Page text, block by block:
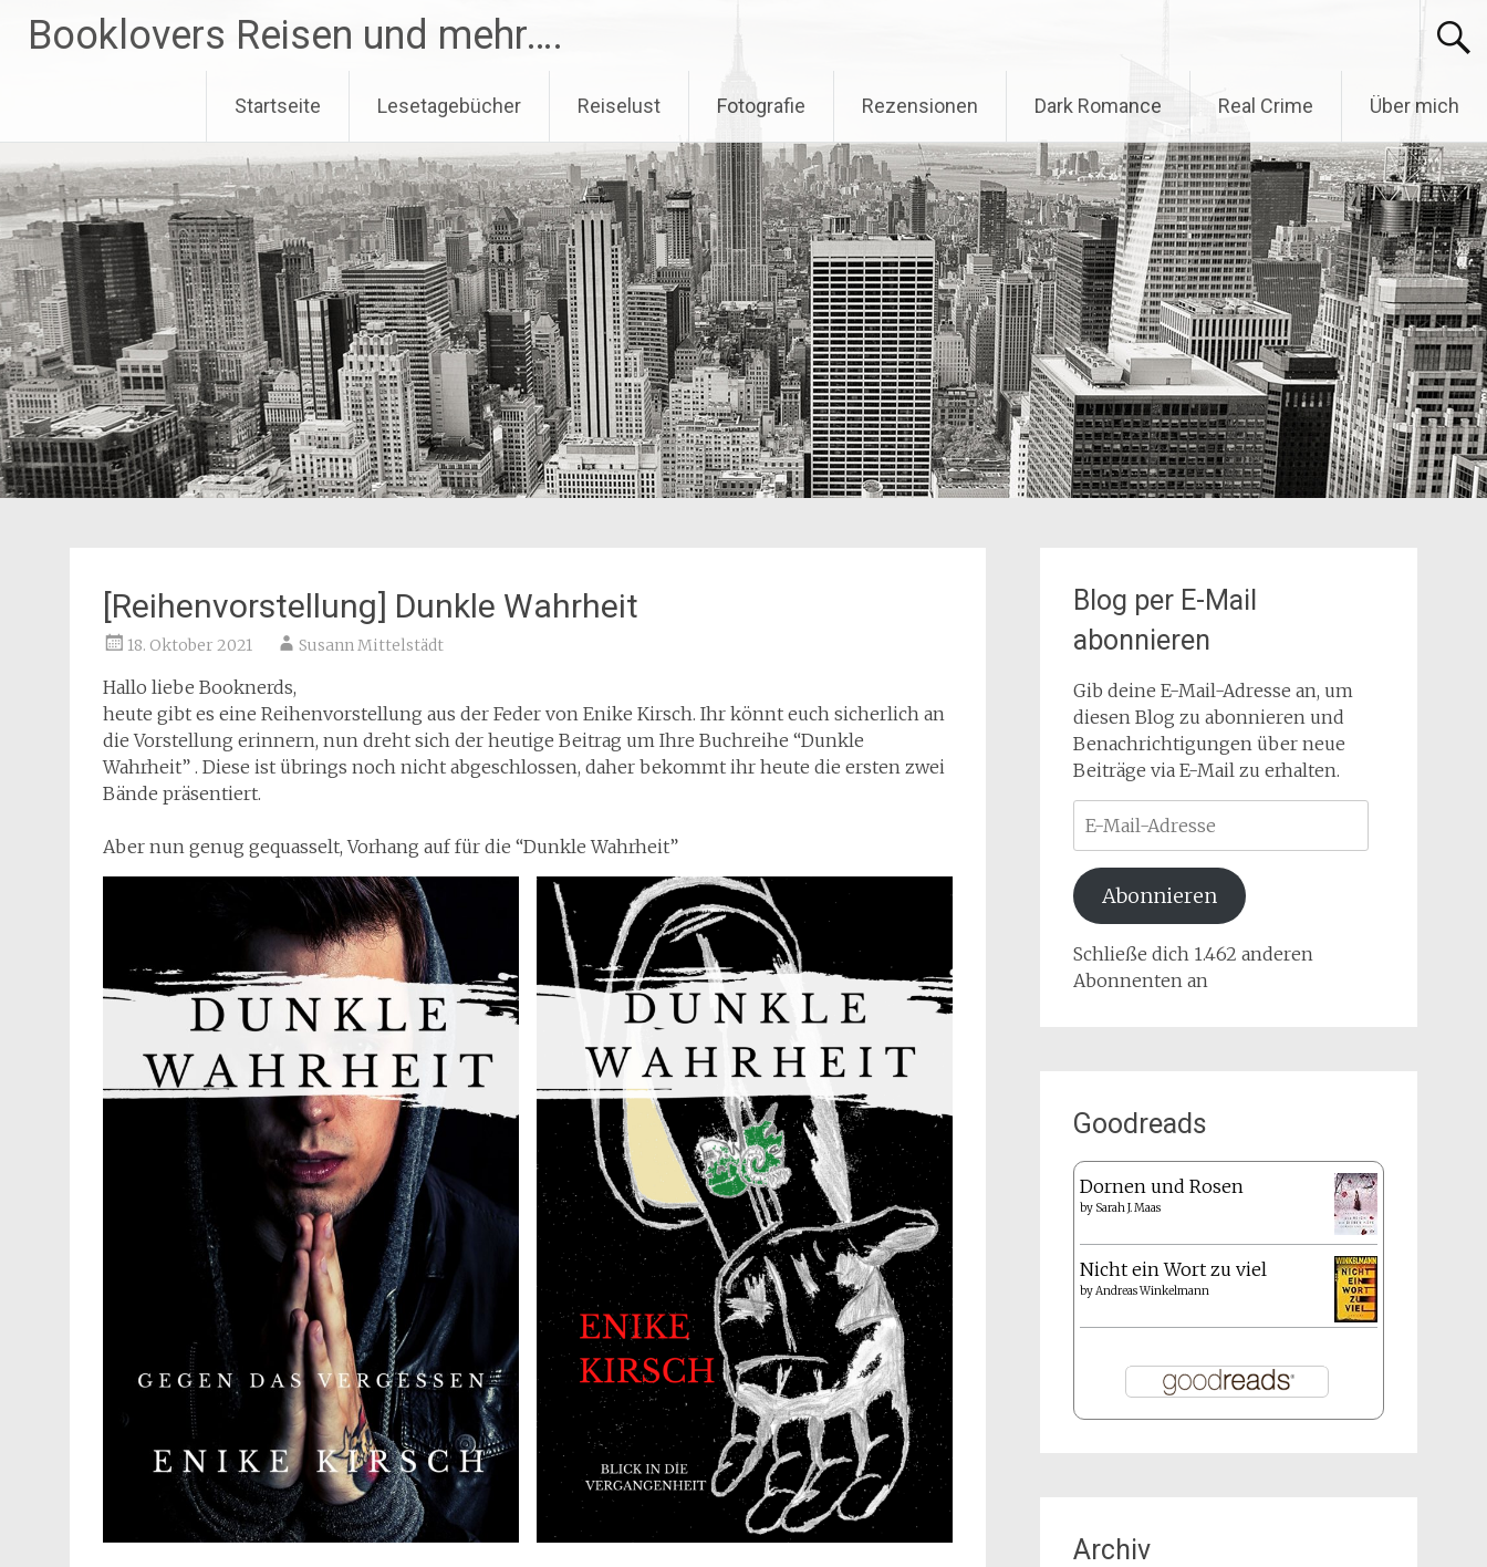
InhaltBooklovers Reisen und mehr….
Startseite Lesetagebücher Reiselust Fotografie Rezensionen Dark Romance Real Crime Über mich
[Reihenvorstellung] Dunkle Wahrheit
18. Oktober 2021 Susann Mittelstädt
Hallo liebe Booknerds,
heute gibt es eine Reihenvorstellung aus der Feder von Enike Kirsch. Ihr könnt euch sicherlich an
die Vorstellung erinnern, nun dreht sich der heutige Beitrag um Ihre Buchreihe “Dunkle
Wahrheit” . Diese ist übrings noch nicht abgeschlossen, daher bekommt ihr heute die ersten zwei
Bände präsentiert.
Aber nun genug gequasselt, Vorhang auf für die “Dunkle Wahrheit”
Blog per E-Mail
abonnieren
Gib deine E-Mail-Adresse an, um
diesen Blog zu abonnieren und
Benachrichtigungen über neue
Beiträge via E-Mail zu erhalten.
Mail-
Adresse
Abonnieren
Schließe dich 1.462 anderen
Abonnenten an
Goodreads
Dornen und Rosen
by Sarah J. Maas
Nicht ein Wort zu viel
byAndreas Winkelmann
Archiv